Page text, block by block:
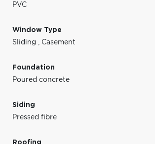
PVC
Window Type
Sliding , Casement
Foundation
Poured concrete
Siding
Pressed fibre
Roofing